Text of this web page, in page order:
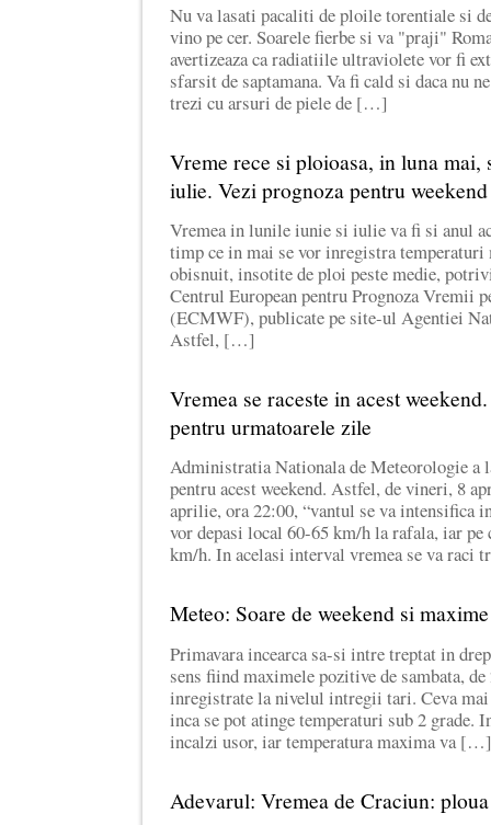
Nu va lasati pacaliti de ploile torentiale si
vino pe cer. Soarele fierbe si va "praji"
avertizeaza ca radiatiile ultraviolete vor fi
sfarsit de saptamana. Va fi cald si daca nu
trezi cu arsuri de piele de […]
Vreme rece si ploioasa, in luna mai,
iulie. Vezi prognoza pentru weekend
Vremea in lunile iunie si iulie va fi si anul
timp ce in mai se vor inregistra temperaturi
obisnuit, insotite de ploi peste medie,
Centrul European pentru Prognoza Vremii
(ECMWF), publicate pe site-ul Agentiei
Astfel, […]
Vremea se raceste in acest
pentru urmatoarele zile
Administratia Nationala de Meteorologie a
pentru acest weekend. Astfel, de vineri, 8
aprilie, ora 22:00, “vantul se va intensifica
vor depasi local 60-65 km/h la rafala, iar pe
km/h. In acelasi interval vremea se va
Meteo: Soare de weekend si
Primavara incearca sa-si intre treptat in
sens fiind maximele pozitive de sambata,
inregistrate la nivelul intregii tari. Ceva
inca se pot atinge temperaturi sub 2 grade.
incalzi usor, iar temperatura maxima va […]
Adevarul: Vremea de Craciun: